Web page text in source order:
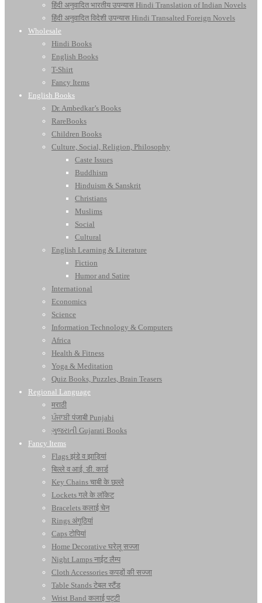
हिंदी अनुवादित भारतीय उपन्यास Hindi Translation of Indian Novels
हिंदी अनुवादित विदेशी उपन्यास Hindi Transalted Foreign Novels
Wholesale
Hindi Books
English Books
T-Shirt
Fancy Items
English Books
Dr. Ambedkar’s Books
RareBooks
Children Books
Culture, Social, Religion, Philosophy
Caste Issues
Buddhism
Hinduism & Sanskrit
Christians
Muslims
Social
Cultural
English Learning & Literature
Fiction
Humor and Satire
International
Economics
Science
Information Technology & Computers
Africa
Health & Fitness
Yoga & Meditation
Quiz Books, Puzzles, Brain Teasers
Regional Language
मराठी
ਪੰਜਾਬੀ पंजाबी Punjabi
ગુજરાતી Gujarati Books
Fancy Items
Flags झंडे व झाड़ियां
बिल्ले व आई. डी. कार्ड
Key Chains चाबी के छल्ले
Lockets गले के लॉकेट
Bracelets कलाई चेन
Rings अंगूठियां
Caps टोपियां
Home Decorative घरेलू सज्जा
Night Lamps नाईट लैम्प
Cloth Accessories कपड़ों की सज्जा
Table Stands टेबल स्टैंड
Wrist Band कलाई पट्टी